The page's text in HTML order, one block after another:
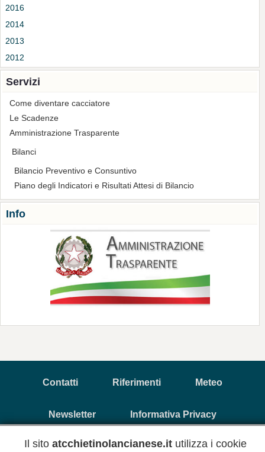
2016
2014
2013
2012
Servizi
Come diventare cacciatore
Le Scadenze
Amministrazione Trasparente
Bilanci
Bilancio Preventivo e Consuntivo
Piano degli Indicatori e Risultati Attesi di Bilancio
Info
Contatti Riferimenti Meteo
Newsletter Informativa Privacy
Il sito atcchietinolancianese.it utilizza i cookie